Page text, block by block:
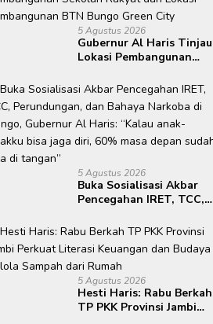
5 Agustus 2026
Gubernur Al Haris Tinjau
Lokasi Pembangunan
Lokasi Pembangunan BTN
Bungo Green City
5 Agustus 2026
Buka Sosialisasi Akbar
Pencegahan IRET, TCC,
Narkoba di Bungo,
Gubernur Al Haris: “Kalau
anak-anakku bisa jaga
diri, 60% masa depan
sudah ada di tangan”
5 Agustus 2026
Hesti Haris: Rabu Berkah
TP PKK Provinsi Jambi